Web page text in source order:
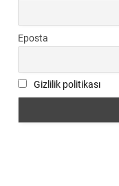
Eposta
Gizlilik politikası